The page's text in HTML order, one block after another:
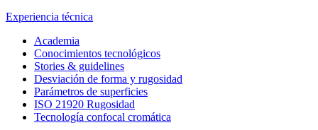
Experiencia técnica
Academia
Conocimientos tecnológicos
Stories & guidelines
Desviación de forma y rugosidad
Parámetros de superficies
ISO 21920 Rugosidad
Tecnología confocal cromática